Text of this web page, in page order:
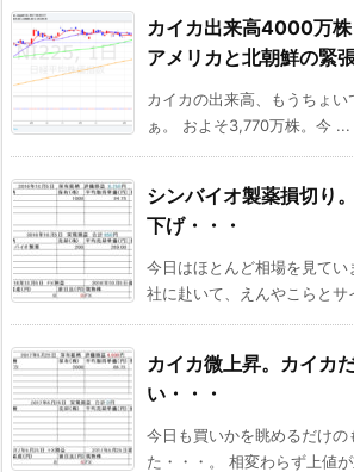
カイカ出来高4000万
アメリカと北朝鮮の緊
カイカの出来高、もうちょ
ぁ。 およそ3,770万株。今 ...
シンバイオ製薬損切り
下げ・・・
今日はほとんど相場を見てい
社に赴いて、えんやこらとサ
カイカ微上昇。カイカ
い・・・
今日も買いかを眺めるだけの
た・・・。 相変わらず上値